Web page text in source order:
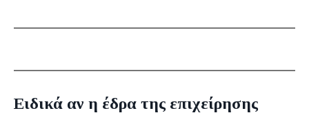
Ειδικά αν η έδρα της επιχείρησης